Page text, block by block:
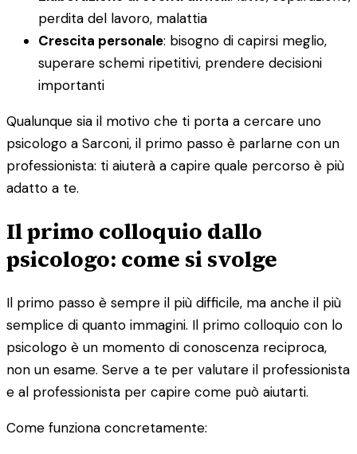
perdita del lavoro, malattia
Crescita personale: bisogno di capirsi meglio,
superare schemi ripetitivi, prendere decisioni
importanti
Qualunque sia il motivo che ti porta a cercare uno
psicologo a Sarconi, il primo passo è parlarne con un
professionista: ti aiuterà a capire quale percorso è più
adatto a te.
Il primo colloquio dallo
psicologo: come si svolge
Il primo passo è sempre il più difficile, ma anche il più
semplice di quanto immagini. Il primo colloquio con lo
psicologo è un momento di conoscenza reciproca,
non un esame. Serve a te per valutare il professionista
e al professionista per capire come può aiutarti.
Come funziona concretamente: